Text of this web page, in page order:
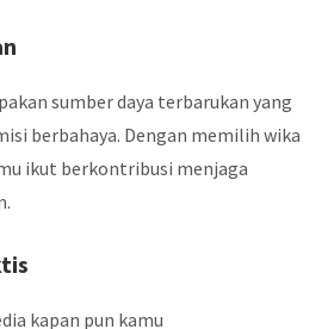
sumber daya terbarukan yang
berbahaya. Dengan memilih wika
ikut berkontribusi menjaga
kapan pun kamu